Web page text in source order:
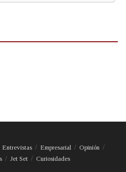
Entrevistas Empresarial
Opinión
Jet Set Curiosidades